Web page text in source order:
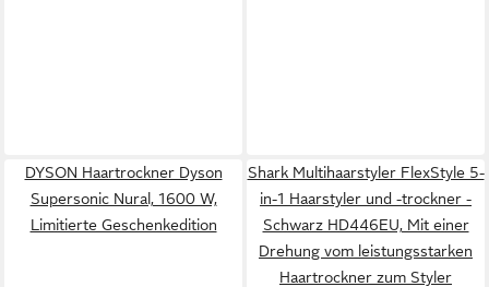
DYSON Haartrockner Dyson
Supersonic Nural, 1600 W,
Limitierte Geschenkedition
Shark Multihaarstyler FlexStyle 5-
in-1 Haarstyler und -trockner -
Schwarz HD446EU, Mit einer
Drehung vom leistungsstarken
Haartrockner zum Styler